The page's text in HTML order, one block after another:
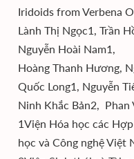
Iridoids from Verbena
Lành Thị Ngọc1, Trần
Nguyễn Hoài Nam1,
Hoàng Thanh Hương,
Quốc Long1, Nguyễn
Ninh Khắc Bản2, Phan
1Viện Hóa học các
học và Công nghệ Việt